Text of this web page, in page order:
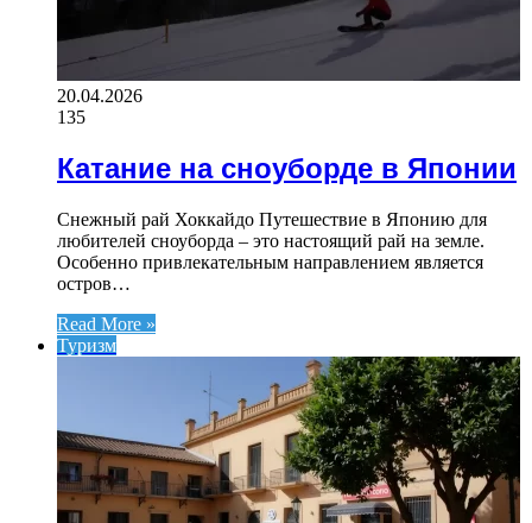
20.04.2026
135
Катание на сноуборде в Японии
Снежный рай Хоккайдо Путешествие в Японию для
любителей сноуборда – это настоящий рай на земле.
Особенно привлекательным направлением является
остров…
Read More »
Туризм